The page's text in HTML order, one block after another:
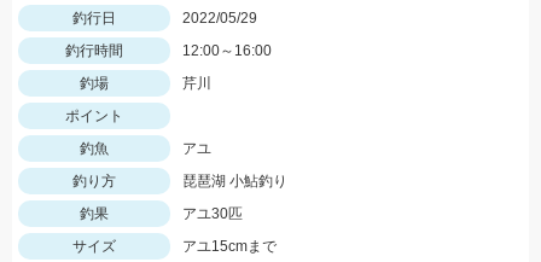
釣行日
2022/05/29
釣行時間
12:00～16:00
釣場
芹川
ポイント
釣魚
アユ
釣り方
琵琶湖 小鮎釣り
釣果
アユ30匹
サイズ
アユ15cmまで